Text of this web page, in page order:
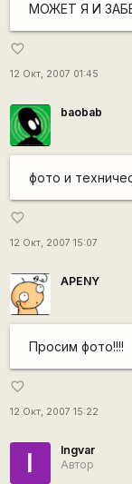
МОЖЕТ Я И
favorite_border
12 Окт, 2007 01:45
baobab
фото и
favorite_border
12 Окт, 2007 15:07
APENY
Просим фото!!!!
favorite_border
12 Окт, 2007 15:22
I
Ingvar
Автор